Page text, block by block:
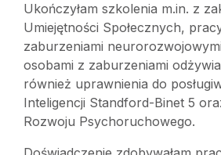
Ukończyłam szkolenia m.in. z
Umiejętności Społecznych,
zaburzeniami
osobami z zaburzeniami
również uprawnienia do
Inteligencji Standford-Binet 5
Rozwoju Psychoruchowego.